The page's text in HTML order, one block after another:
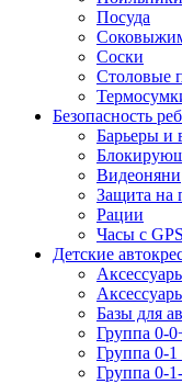
Посуда
Соски
Столовые
Безопасность
Барьеры и
Видеоняни
Защита на
Рации
Часы с
Детские
Базы для
Группа 0-
Группа 0-1
Группа 0-